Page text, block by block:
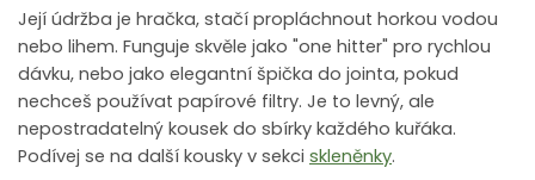
Její údržba je hračka, stačí propláchnout horkou vodou
nebo lihem. Funguje skvěle jako "one hitter" pro rychlou
dávku, nebo jako elegantní špička do jointa, pokud
nechceš používat papírové filtry. Je to levný, ale
nepostradatelný kousek do sbírky každého kuřáka.
Podívej se na další kousky v sekci skleněnky.